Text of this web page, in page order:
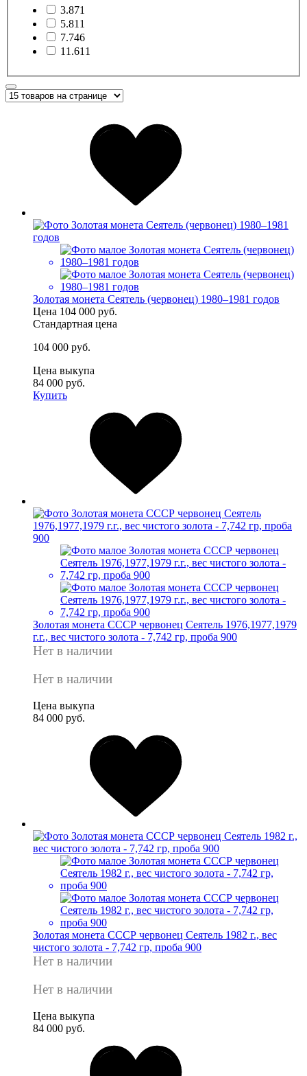
3.871
5.81 1
7.746
11.61 1
Золотая монета Сеятель (червонец) 1980–1981 годов
Цена 104 000 руб.
Стандартная цена
104 000 руб.
Цена выкупа
84 000 руб.
Купить
Золотая монета СССР червонец Сеятель 1976,1977,1979
г.г., вес чистого золота - 7,742 гр, проба 900
Нет в наличии
Нет в наличии
Цена выкупа
84 000 руб.
Золотая монета СССР червонец Сеятель 1982 г., вес
чистого золота - 7,742 гр, проба 900
Нет в наличии
Нет в наличии
Цена выкупа
84 000 руб.